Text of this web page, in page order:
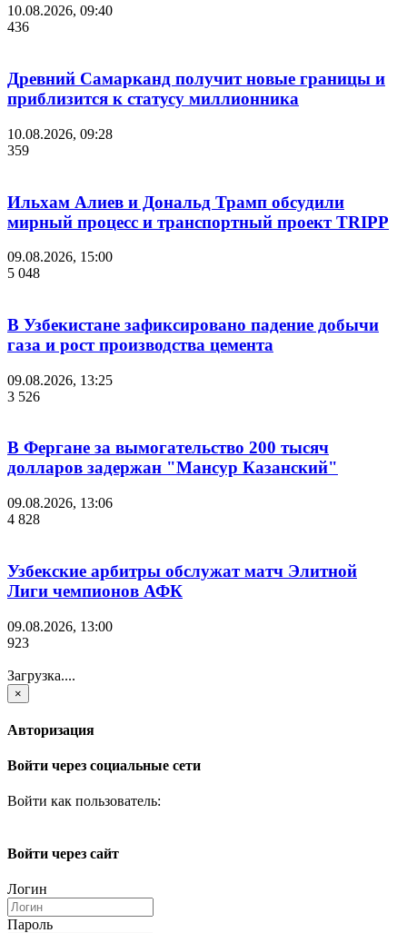
10.08.2026, 09:40
436
Древний Самарканд получит новые границы и
приблизится к статусу миллионника
10.08.2026, 09:28
359
Ильхам Алиев и Дональд Трамп обсудили
мирный процесс и транспортный проект TRIPP
09.08.2026, 15:00
5 048
В Узбекистане зафиксировано падение добычи
газа и рост производства цемента
09.08.2026, 13:25
3 526
В Фергане за вымогательство 200 тысяч
долларов задержан "Мансур Казанский"
09.08.2026, 13:06
4 828
Узбекские арбитры обслужат матч Элитной
Лиги чемпионов АФК
09.08.2026, 13:00
923
Загрузка....
×
Авторизация
Войти через социальные сети
Войти как пользователь:
Войти через сайт
Логин
Пароль